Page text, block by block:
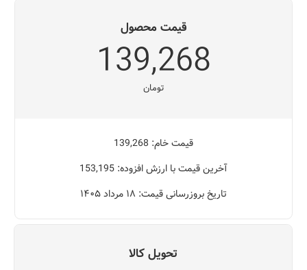
قیمت محصول
139,268
تومان
قیمت خام: 139,268
آخرین قیمت با ارزش افزوده: 153,195
تاریخ بروزرسانی قیمت: ۱۸ مرداد ۱۴۰۵
تحویل کالا